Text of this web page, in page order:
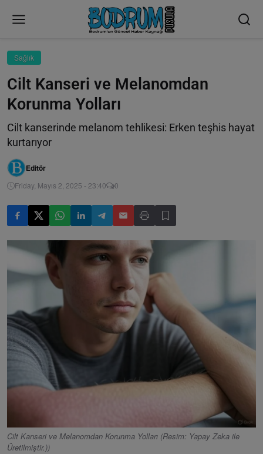
Sağlık
Cilt Kanseri ve Melanomdan
Korunma Yolları
Cilt kanserinde melanom tehlikesi: Erken teşhis hayat
kurtarıyor
Editör
Friday, Mayıs 2, 2025 - 23:40 0
Cilt Kanseri ve Melanomdan Korunma Yolları (Resim: Yapay Zeka ile
Üretilmiştir.))